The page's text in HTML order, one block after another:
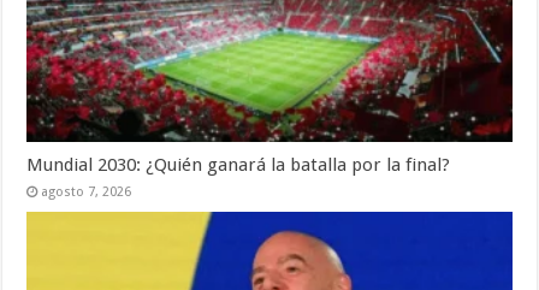
Mundial 2030: ¿Quién ganará la batalla por la final?
agosto 7, 2026